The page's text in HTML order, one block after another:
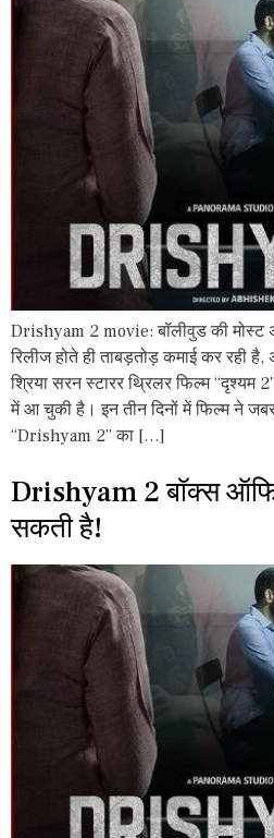
Drishyam 2 movie: बॉलीवुड की
रिलीज होते ही ताबड़तोड़ कमाई कर रही
श्रिया सरन स्टारर थ्रिलर फिल्म “दृश्यम
में आ चुकी है। इन तीन दिनों में फिल्म ने
“Drishyam 2” का […]
Drishyam 2 बॉक्स
सकती है!